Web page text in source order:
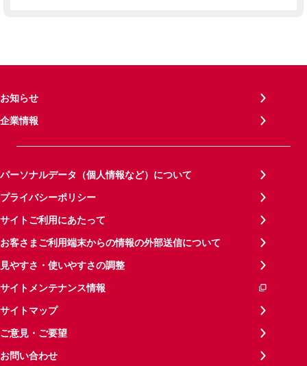
お知らせ
企業情報
パーソナルデータ（個人情報など）について
プライバシーポリシー
サイトご利用にあたって
お客さまご利用端末からの情報の外部送信について
見やすさ・使いやすさの調整
サイトメンテナンス情報
サイトマップ
ご意見・ご要望
お問い合わせ